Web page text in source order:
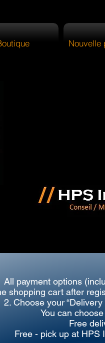
Nouvelle
All payment options
shopping cart after
2. Choose your “Delivery
You can
Free
Free - pick up at HPS